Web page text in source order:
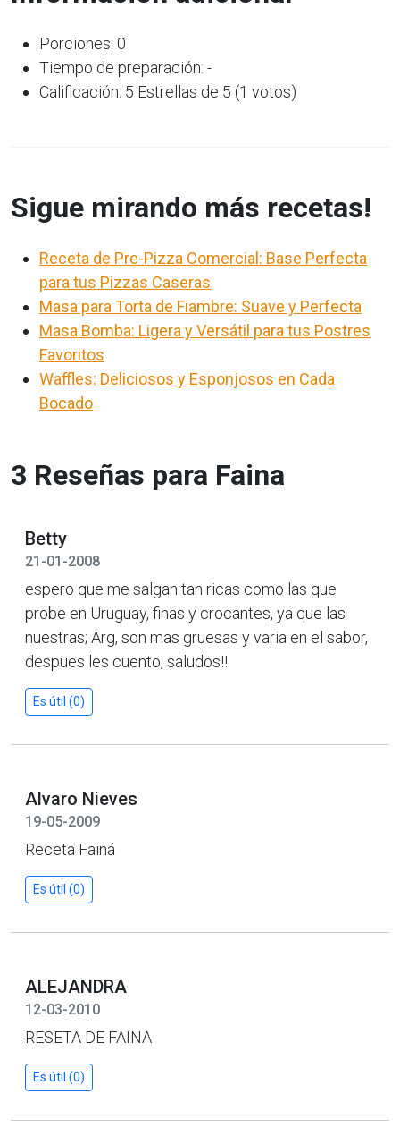
Porciones: 0
Tiempo de preparación: -
Calificación: 5 Estrellas de 5 (1 votos)
Sigue mirando más recetas!
Receta de Pre-Pizza Comercial: Base Perfecta
para tus Pizzas Caseras
Masa para Torta de Fiambre: Suave y Perfecta
Masa Bomba: Ligera y Versátil para tus Postres
Favoritos
Waffles: Deliciosos y Esponjosos en Cada
Bocado
3 Reseñas para Faina
Betty
21-01-2008
espero que me salgan tan ricas como las que
probe en Uruguay, finas y crocantes, ya que las
nuestras; Arg, son mas gruesas y varia en el sabor,
despues les cuento, saludos!!
Es útil (0)
Alvaro Nieves
19-05-2009
Receta Fainá
Es útil (0)
ALEJANDRA
12-03-2010
RESETA DE FAINA
Es útil (0)